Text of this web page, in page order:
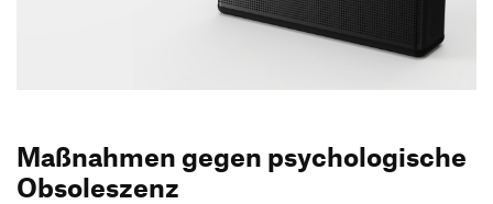
Maßnahmen gegen psychologische
Obsoleszenz